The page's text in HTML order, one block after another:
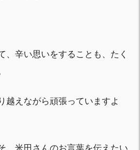
、辛い思いをすることも、たく
越えながら頑張っていますよ